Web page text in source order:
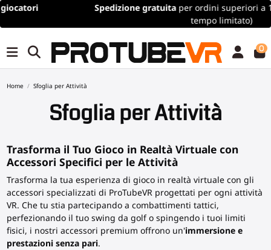
Spedizione gratuita
per ordini superiori a 100€/115$ (offerta a
0
Home Sfoglia per Attività
Sfoglia per Attività
Trasforma il Tuo Gioco in Realtà Virtuale con
Accessori Specifici per le Attività
Trasforma la tua esperienza di gioco in realtà virtuale con gli
accessori specializzati di ProTubeVR progettati per ogni attività
VR. Che tu stia partecipando a combattimenti tattici,
perfezionando il tuo swing da golf o spingendo i tuoi limiti
fisici, i nostri accessori premium offrono un'immersione e
prestazioni senza pari.